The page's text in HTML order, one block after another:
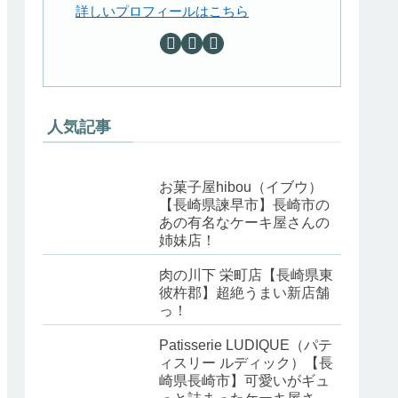
詳しいプロフィールはこちら
人気記事
お菓子屋hibou（イブウ）
【長崎県諫早市】長崎市の
あの有名なケーキ屋さんの
姉妹店！
肉の川下 栄町店【長崎県東
彼杵郡】超絶うまい新店舗
っ！
Patisserie LUDIQUE（パテ
ィスリー ルディック）【長
崎県長崎市】可愛いがギュ